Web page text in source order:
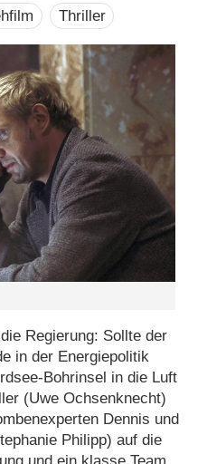
Thriller
Regierung: Sollte der
in der Energiepolitik
Bohrinsel in die Luft
(Uwe Ochsenknecht)
Dennis und
Philipp) auf die